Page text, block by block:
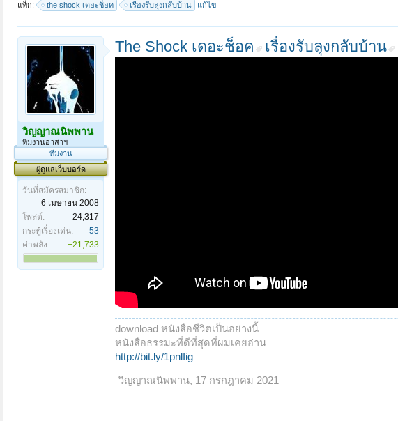
แท็ก: the shock เดอะช็อค เรื่องรับลุงกลับบ้าน แก้ไข
วิญญาณนิพพาน
ทีมงานอาสาฯ
ทีมงาน
ผู้ดูแลเว็บบอร์ด
วันที่สมัครสมาชิก:
6 เมษายน 2008
โพสต์:
24,317
กระทู้เรื่องเด่น:
53
ค่าพลัง:
+21,733
The Shock เดอะช็อค เรื่องรับลุงกลับบ้าน
download หนังสือชีวิตเป็นอย่างนี้
หนังสือธรรมะที่ดีที่สุดที่ผมเคยอ่าน
http://bit.ly/1pnlIig
วิญญาณนิพพาน, 17 กรกฎาคม 2021